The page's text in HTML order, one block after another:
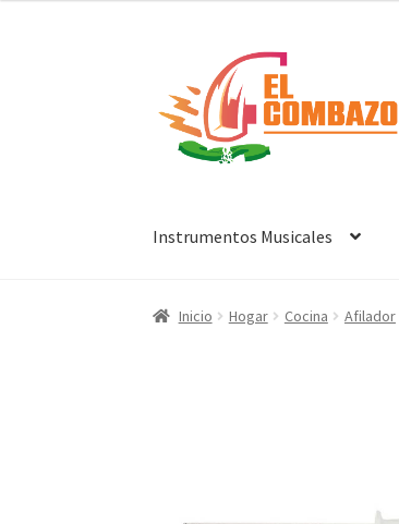
Instrumentos Musicales
Inicio Hogar Cocina Afilador